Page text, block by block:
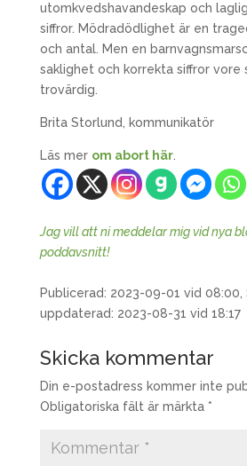
utomkvedshavandeskap och
siffror. Mödradödlighet är en
och antal. Men en
saklighet och korrekta siffror vore
trovärdig.
Brita Storlund, kommunikatör
Läs mer om abort här.
Jag vill att ni meddelar mig vid nya
poddavsnitt!
Publicerad: 2023-09-01 vid 08:00,
uppdaterad: 2023-08-31 vid 18:17
Skicka kommentar
Din e-postadress kommer inte
Obligatoriska fält är märkta *